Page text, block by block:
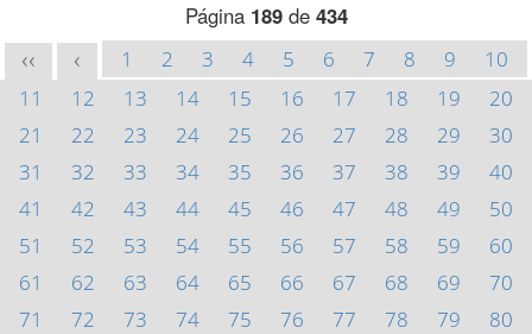
Página 189de 434
<< < 1 2 3 4 5 6 7 8 9
10
11
12 13 14 15 16 17 18 19
20
21
22 23 24 25 26 27 28 29
30
31
32 33 34 35 36 37 38 39
40
41
42 43 44 45 46 47 48 49
50
51
52 53 54 55 56 57 58 59
60
61
62 63 64 65 66 67 68 69
70
71
72 73 74 75 76 77 78 79
80